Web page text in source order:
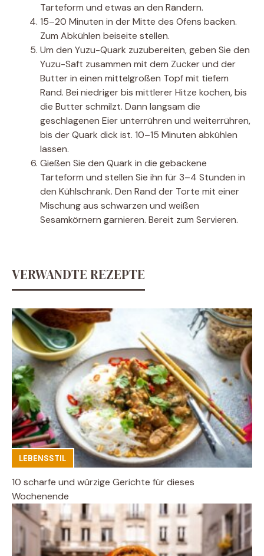
Tarteform und etwas an den Rändern.
15–20 Minuten in der Mitte des Ofens backen.
Zum Abkühlen beiseite stellen.
Um den Yuzu-Quark zuzubereiten, geben Sie den
Yuzu-Saft zusammen mit dem Zucker und der
Butter in einen mittelgroßen Topf mit tiefem
Rand. Bei niedriger bis mittlerer Hitze kochen, bis
die Butter schmilzt. Dann langsam die
geschlagenen Eier unterrühren und weiterrühren,
bis der Quark dick ist. 10–15 Minuten abkühlen
lassen.
Gießen Sie den Quark in die gebackene
Tarteform und stellen Sie ihn für 3–4 Stunden in
den Kühlschrank. Den Rand der Torte mit einer
Mischung aus schwarzen und weißen
Sesamkörnern garnieren. Bereit zum Servieren.
VERWANDTE REZEPTE
LEBENSSTIL
10 scharfe und würzige Gerichte für dieses
Wochenende